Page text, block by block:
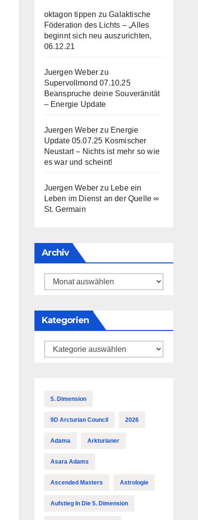
oktagon tippen zuGalaktische
Föderation des Lichts – „Alles
beginnt sich neu auszurichten,
06.12.21
Juergen Weber zu
Supervollmond 07.10.25
Beanspruche deine Souveränität
– Energie Update
Juergen Weber zu Energie
Update 05.07.25 Kosmischer
Neustart – Nichts ist mehr so wie
es war und scheint!
Juergen Weber zu Lebe ein
Leben im Dienst an der Quelle ∞
St. Germain
Archiv
Archiv
Kategorien
Kategorien
5. Dimension
9D Arcturian Council 2026
Adama Arkturianer
Asara Adams
Ascended Masters Astrologie
Aufstieg In Die 5. Dimension